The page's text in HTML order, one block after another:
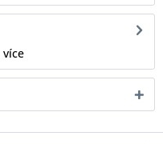
více